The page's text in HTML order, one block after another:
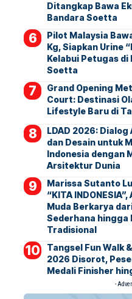
Ditangkap Bawa
Bandara Soetta
Pilot Malaysia
Kg, Siapkan Urine
Kelabui Petugas di
Soetta
Grand Opening
Court: Destinasi
Lifestyle Baru di
LDAD 2026:
dan Desain untuk
Indonesia dengan
Arsitektur Dunia
Marissa Sutanto
“KITA
Muda Berkarya
Sederhana hingga
Tradisional
Tangsel Fun Walk
2026 Disorot,
Medali Finisher
-